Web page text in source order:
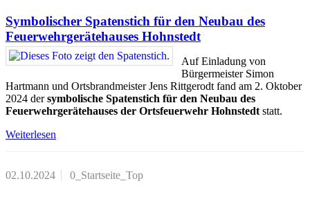
Symbolischer Spatenstich für den Neubau des
Feuerwehrgerätehauses Hohnstedt
Auf Einladung von
Bürgermeister Simon
Hartmann und Ortsbrandmeister Jens Rittgerodt fand am 2. Oktober
2024 dersymbolische Spatenstich für den Neubau des
Feuerwehrgerätehauses der Ortsfeuerwehr Hohnstedt statt.
Weiterlesen
02.10.2024 0_Startseite_Top